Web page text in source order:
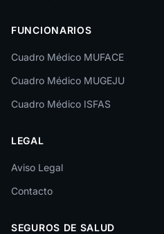
León
Lleida
Lugo
Málaga
Melilla
Murcia
FUNCIONARIOS
Cuadro Médico MUFACE
Cuadro Médico MUGEJU
Cuadro Médico ISFAS
LEGAL
Aviso Legal
Contacto
SEGUROS DE SALUD